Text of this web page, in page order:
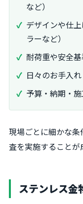
など）
デザインや仕
ラーなど）
耐荷重や安全基
日々のお手入
予算・納期・
現場ごとに細かな
査を実施することが
ステンレス金